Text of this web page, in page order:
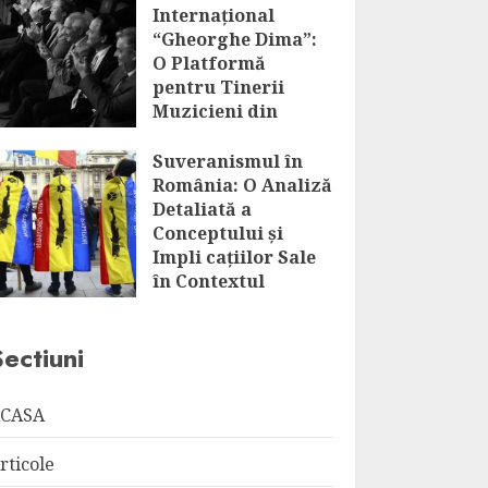
Internațional
“Gheorghe Dima”:
O Platformă
pentru Tinerii
Muzicieni din
Numai
AUGUST 7, 2026
Suveranismul în
România: O Analiză
Detaliată a
Conceptului și
Impli cațiilor Sale
în Contextul